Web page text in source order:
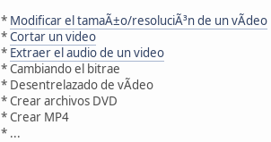
* Modificar el tamaÃ±o/resoluciÃ³n de un vÃ­deo
*Cortar un video
* Extraer el audio de un video
* Cambiando el bitrae
* Desentrelazado de vÃ­deo
* Crear archivos DVD
* Crear MP4
* ...